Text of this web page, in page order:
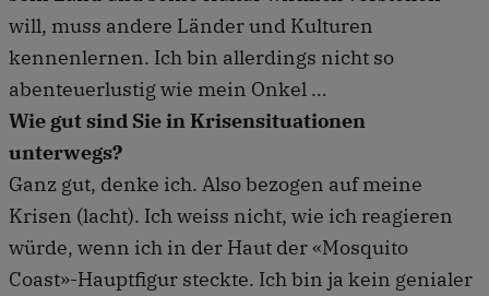
will, muss andere Länder und Kulturen
kennenlernen. Ich bin allerdings nicht so
abenteuerlustig wie mein Onkel …
Wie gut sind Sie in Krisensituationen
unterwegs?
Ganz gut, denke ich. Also bezogen auf meine
Krisen (lacht). Ich weiss nicht, wie ich reagieren
würde, wenn ich in der Haut der «Mosquito
Coast»-Hauptfigur steckte. Ich bin ja kein genialer